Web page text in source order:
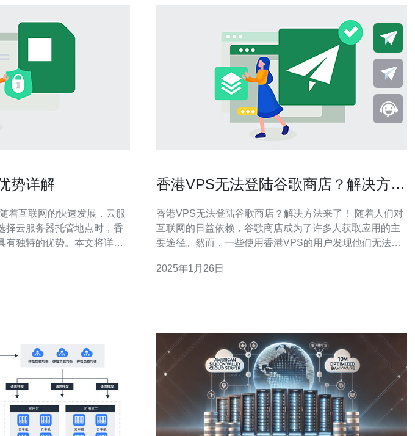
势详解
择云服务器托管地点时，香
有独特的优势。本文将详细
置靠近东南亚、日本和韩
香港VPS无法登陆谷歌商店？解决方法
香港VPS无法登陆谷歌商店？解决方法来了！ 随着人们对
互联网的日益依赖，谷歌商店成为了许多人获取应用的主
要途径。然而，一些使用香港VPS的用户发现他们无法登
港VPS无法登陆谷歌商店的问题，主要是由于谷歌商店的
2025年1月26日